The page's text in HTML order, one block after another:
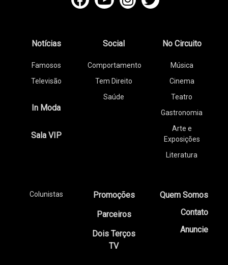
Notícias
Famosos
Televisão
In Moda
Sala VIP
Social
Comportamento
Tem Direito
Saúde
No Circuito
Música
Cinema
Teatro
Gastronomia
Arte e
Exposições
Literatura
Colunistas
Promoções
Parceiros
Dois Terços
TV
Quem Somos
Contato
Anuncie